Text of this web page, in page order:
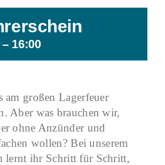
– 16:00
am großen Lagerfeuer
Aber was brauchen wir,
ohne Anzünder und
wollen? Bei unserem
lernt ihr Schritt für Schritt,